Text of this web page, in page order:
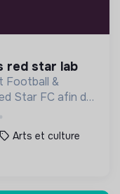
red star lab
Football &
Star FC afin de
et de
au pied.
Arts et culture